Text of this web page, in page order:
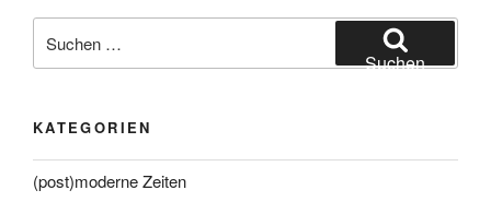
nach:
Suchen
KATEGORIEN
(post)moderne Zeiten